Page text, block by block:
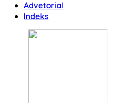
Advetorial
Indeks